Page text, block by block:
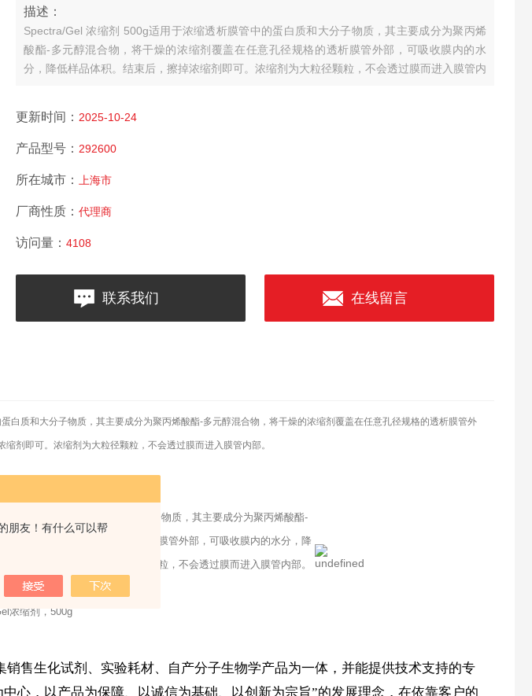
朋友！有什么可以帮
描述：
Spectra/Gel 浓缩剂 500g适用于浓缩透析膜管中的蛋白质和大分子物质，其主要成分为聚丙烯
酸酯-多元醇混合物，将干燥的浓缩剂覆盖在任意孔径规格的透析膜管外部，可吸收膜内的水
分，降低样品体积。结束后，擦掉浓缩剂即可。浓缩剂为大粒径颗粒，不会透过膜而进入膜管内
更新时间： 2025-10-24
产品型号： 292600
所在城市： 上海市
厂商性质： 代理商
访问量： 4108
联系我们 在线留言
白质和大分子物质，其主要成分为聚丙烯酸酯-多元醇混合物，将干燥的浓缩剂覆盖在任意孔径规格的透析膜管外
剂即可。浓缩剂为大粒径颗粒，不会透过膜而进入膜管内部。
浓缩透析膜管中的蛋白质和大分子物质，其主要成分为聚丙烯酸酯-
浓缩剂覆盖在任意孔径规格的透析膜管外部，可吸收膜内的水分，降
浓缩剂即可。浓缩剂为大粒径颗粒，不会透过膜而进入膜管内部。
浓缩剂，500g
售生化试剂、实验耗材、自产分子生物学产品为一体，并能提供技术支持的专
心，以产品为保障、以诚信为基础、以创新为宗旨”的发展理念，在依靠客户的